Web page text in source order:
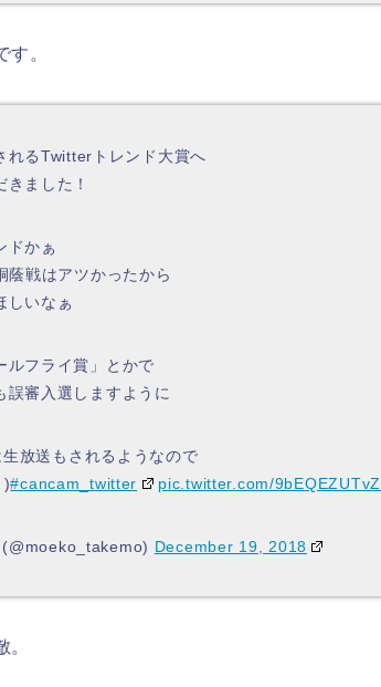
す。
れるTwitterトレンド大賞へ
きました！
ドかぁ
蔭戦はアツかったから
しいなぁ
ルフライ賞」とかで
誤審入選しますように
放送もされるようなので
)#cancam_twitter pic.twitter.com/9bEQEZUTvZ
December 19, 2018
。